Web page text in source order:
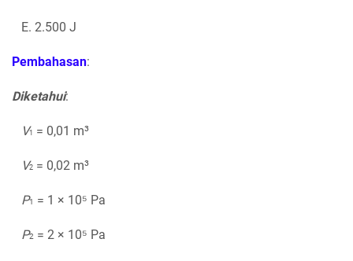
E. 2.500 J
Pembahasan:
Diketahui:
V1 = 0,01 m³
V2 = 0,02 m³
P1 = 1 × 10⁵ Pa
P2 = 2 × 10⁵ Pa